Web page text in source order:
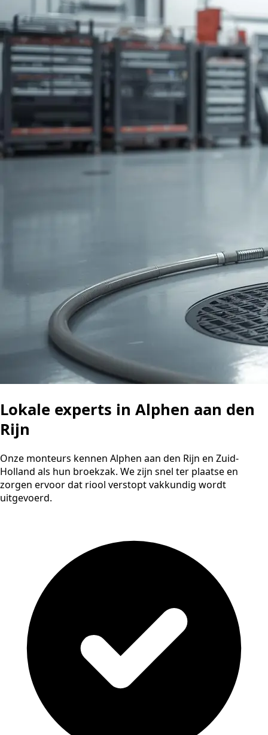
Lokale experts in Alphen aan den
Rijn
Onze monteurs kennen Alphen aan den Rijn en Zuid-
Holland als hun broekzak. We zijn snel ter plaatse en
zorgen ervoor dat riool verstopt vakkundig wordt
uitgevoerd.